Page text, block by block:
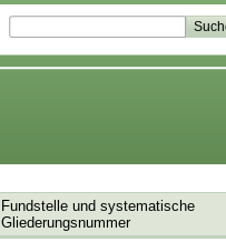
Fundstelle und systematische
Gliederungsnummer